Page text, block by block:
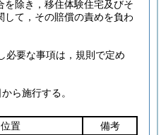
を除き，移住体験住宅及びそ
て，その賠償の責めを負わ
必要な事項は，規則で定め
ら施行する。
位置 備考